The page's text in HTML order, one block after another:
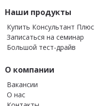
Наши продукты
Купить Консультант Плюс
Записаться на семинар
Большой тест-драйв
О компании
Вакансии
О нас